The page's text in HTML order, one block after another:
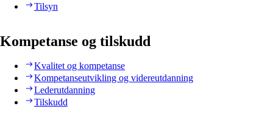
Tilsyn
Kompetanse og tilskudd
Kvalitet og kompetanse
Kompetanseutvikling og videreutdanning
Lederutdanning
Tilskudd